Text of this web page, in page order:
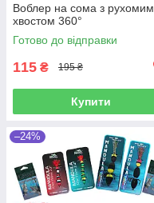
Воблер на сома з рухомим
хвостом 360°
Готово до відправки
115 ₴ 195 ₴
Купити
–24%